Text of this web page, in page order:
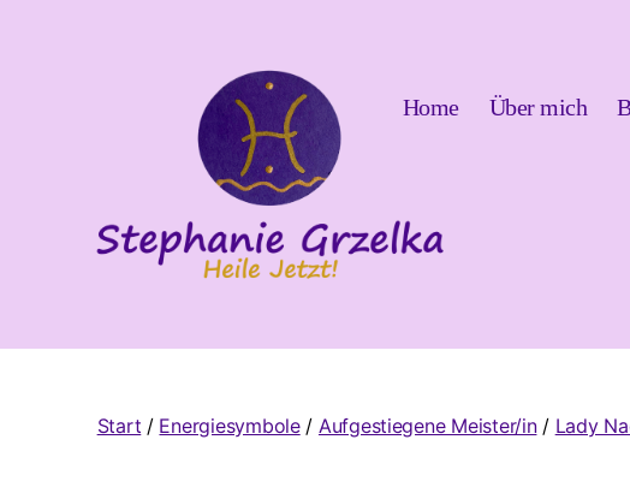
Heile
Home Über mich
Start / Energiesymbole/ Aufgestiegene Meister/in/ Lady